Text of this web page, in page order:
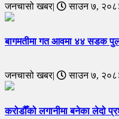
जनचासो खबर| साउन ७, २०८३
बागमतीमा गत आवमा ४४ सडक पुल
जनचासो खबर| साउन ७, २०८३
करोडौँको लगानीमा बनेका लेदो